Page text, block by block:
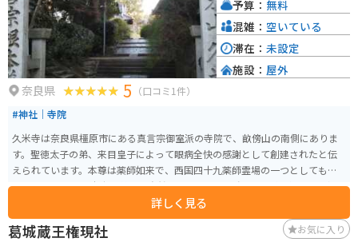
奈良県 5 （口コミ1件）
#神社｜寺院
久米寺は奈良県橿原市にある真言宗御室派の寺院で、畝傍山の南側にありま
す。聖徳太子の弟、来目皇子によって眼病全快の感謝として創建されたと伝
えられています。本尊は薬師如来で、西国四十九薬師霊場の一つとしても知
られています。 久米寺は美しい自然に囲まれ、特に春には境内が色とりどり
の花々で彩られます。また、久米寺には飛行中に娘に見とれて墜落した伝説
の久米仙人に関する話も残っており、歴史や伝説に興味がある人にとって魅
力的なスポットです。
詳しく見る
予算： 無料
混雑： 空いている
滞在： 未設定
施設： 屋外
葛城蔵王権現社 お気に入り